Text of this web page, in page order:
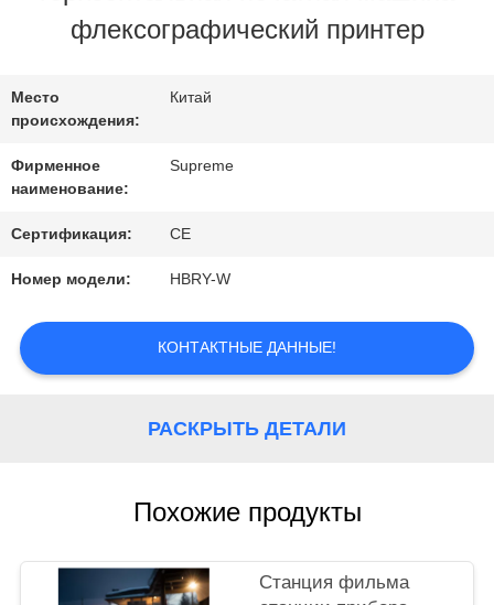
ЗАВОДУ
КОНТРОЛЬ
КАЧЕСТВА
СВЯЖИТЕСЬ
С
НАМИ
САЙТА
флексографический принтер
Место
происхождения:
Китай
Фирменное
наименование:
Supreme
Сертификация: CE
Номер модели: HBRY-W
КОНТАКТНЫЕ ДАННЫЕ!
РАСКРЫТЬ ДЕТАЛИ
Похожие продукты
Станция фильма